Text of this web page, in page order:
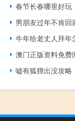
春节长春哪里好玩
男朋友过年不肯回
牛年给老丈人拜年
澳门正版资料免
嘘有狐狸出没攻略